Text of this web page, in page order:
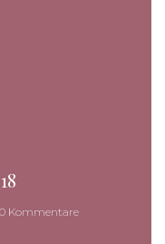
0 Kommentare